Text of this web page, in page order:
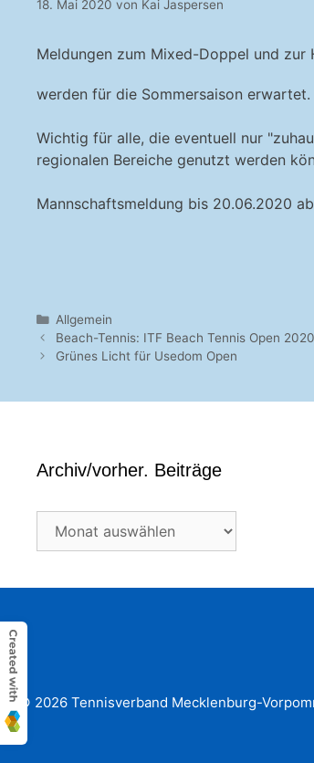
18. Mai 2020 von Kai Jaspersen
Meldungen zum Mixed-Doppel und zur
werden für die Sommersaison erwartet.
Wichtig für alle, die eventuell nur
regionalen Bereiche genutzt werden
Mannschaftsmeldung bis 20.06.2020
Kategorien
Allgemein
Beach-Tennis: ITF Beach Tennis Open 2020
Grünes Licht für Usedom Open
Archiv/vorher. Beiträge
Beiträge
© 2026 Tennisverband Mecklenburg-